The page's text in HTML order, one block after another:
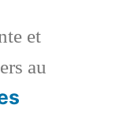
et
au